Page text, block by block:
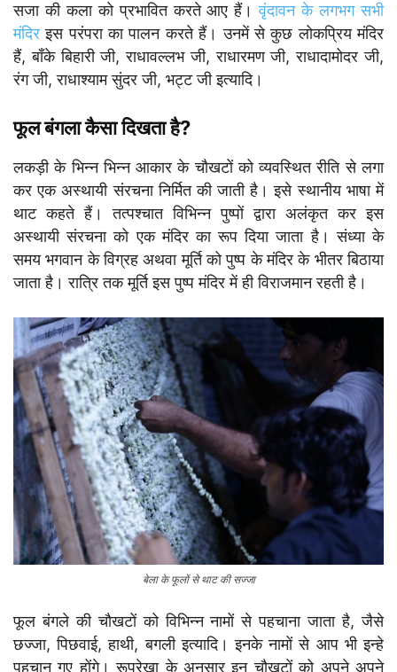
सजा की कला को प्रभावित करते आए हैं।वृंदावन के लगभग सभी
मंदिर इस परंपरा का पालन करते हैं। उनमें से कुछ लोकप्रिय मंदिर
हैं, बाँके बिहारी जी, राधावल्लभ जी, राधारमण जी, राधादामोदर जी,
रंग जी, राधाश्याम सुंदर जी, भट्ट जी इत्यादि।
फूल बंगला कैसा दिखता है?
लकड़ी के भिन्न भिन्न आकार के चौखटों को व्यवस्थित रीति से लगा
कर एक अस्थायी संरचना निर्मित की जाती है। इसे स्थानीय भाषा में
थाट कहते हैं। तत्पश्चात विभिन्न पुष्पों द्वारा अलंकृत कर इस
अस्थायी संरचना को एक मंदिर का रूप दिया जाता है। संध्या के
समय भगवान के विग्रह अथवा मूर्ति को पुष्प के मंदिर के भीतर बिठाया
जाता है। रात्रि तक मूर्ति इस पुष्प मंदिर में ही विराजमान रहती है।
बेला के फूलों से थाट की सज्जा
फूल बंगले की चौखटों को विभिन्न नामों से पहचाना जाता है, जैसे
छज्जा, पिछवाई, हाथी, बगली इत्यादि। इनके नामों से आप भी इन्हे
पहचान गए होंगे। रूपरेखा के अनुसार इन चौखटों को अपने अपने